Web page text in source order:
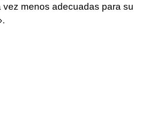
vez menos adecuadas para su